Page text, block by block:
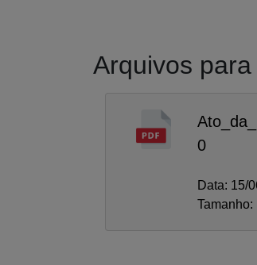
Arquivos
0
Data: 15/
Tamanho: